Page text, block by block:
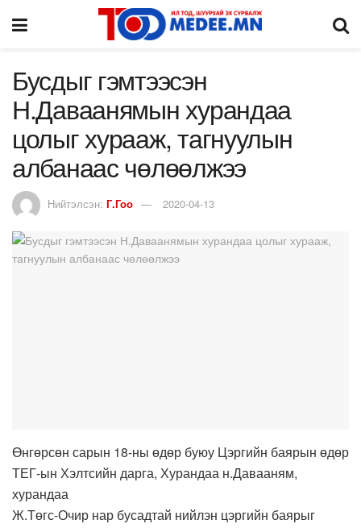
Бусдыг гэмтээсэн
Н.Даваанямын хурандаа
цолыг хурааж, тагнуулын
албанаас чөлөөлжээ
Нийтэлсэн: Г.Гоо 2020-04-13
Өнгөрсөн сарын 18-ны өдөр буюу Цэргийн баярын өдөр
ТЕГ-ын Хэлтсийн дарга, Хурандаа н.Давааням,
хурандаа
Ж.Төгс-Очир нар бусадтай нийлэн цэргийн баярыг